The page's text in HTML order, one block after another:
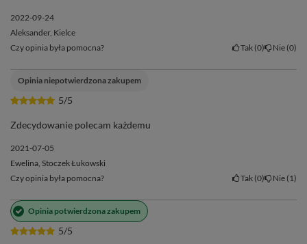
2022-09-24
Aleksander, Kielce
Czy opinia była pomocna?
Tak 0 Nie 0
5/5
Opinia niepotwierdzona zakupem
Zdecydowanie polecam każdemu
2021-07-05
Ewelina, Stoczek Łukowski
Czy opinia była pomocna?
Tak 0 Nie 1
5/5
Opinia potwierdzona zakupem